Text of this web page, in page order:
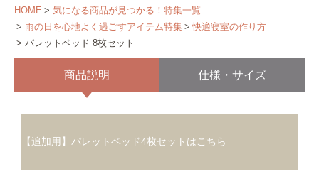
HOME
気になる商品が見つかる！特集一覧
雨の日を心地よく過ごすアイテム特集
快適寝室の作り方
パレットベッド 8枚セット
商品説明 仕様・サイズ
【追加用】パレットベッド4枚セットはこちら